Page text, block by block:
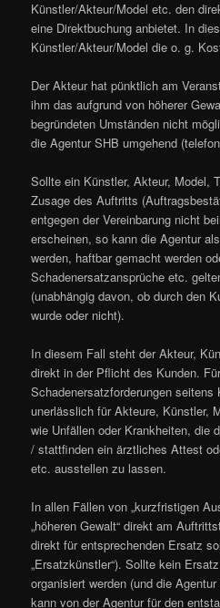
Künstler/Akteur/Model etc. den
eine Direktbuchung anbietet. In
Künstler/Akteur/Model die o. g.
Der Akteur hat pünktlich am
ihm das aufgrund von höherer
begründeten Umständen nicht
die Agentur SHB umgehend
Sollte ein Künstler, Akteur, Model,
Zusage des Auftritts
entgegen der Vereinbarung nicht
erscheinen, so kann die Agentur
werden, haftbar gemacht werden
Schadenersatzansprüche etc.
(unabhängig davon, ob durch den
wurde oder nicht).
In diesem Fall steht der Akteur,
direkt in der Pflicht des Kunden.
Schadenersatzforderungen
unerlässlich für Akteure, Künstler,
wie Unfällen oder Krankheiten, die
/ stattfinden ein ärztliches Attest
etc. ausstellen zu lassen.
In allen Fällen von „kurzfristigen
„höheren Gewalt“ direkt am
direkt für entsprechenden Ersatz
„Ersatzkünstler“). Sollte kein
organisiert werden (und die
kann von der Agentur für den